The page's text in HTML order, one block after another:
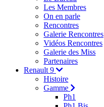
Les Membres
On en parle
Rencontres
Galerie Rencontres
Vidéos Rencontres
Galerie des Miss
Partenaires
Renault 9
Histoire
Gamme
Ph1